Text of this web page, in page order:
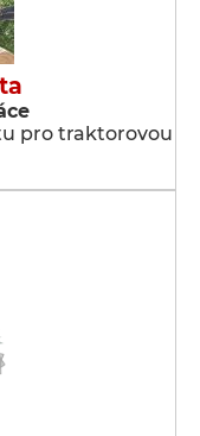
pro traktorovou